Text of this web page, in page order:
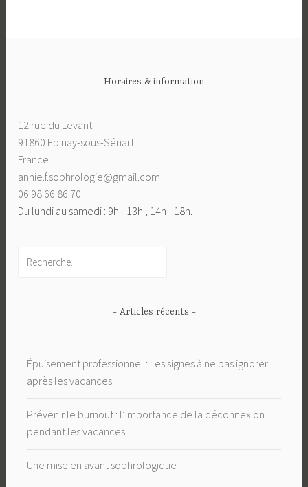
- Horaires & information -
12 rue du Levant
91860 Epinay-sous-Sénart
France
annie.f.sophrologie@gmail.com
06 98 66 86 70
Du lundi au samedi : 9h - 13h , 14h - 18h.
- Articles récents -
Épuisement professionnel : Les signes à ne pas ignorer
après les vacances
Prévenir le burnout : l’importance de la déconnexion
pendant les vacances
Une mise en avant sophrologique